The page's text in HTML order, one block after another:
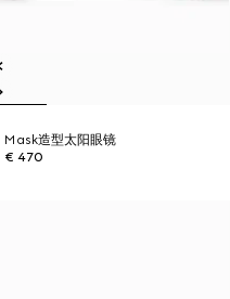
Mask造型太阳眼镜
€ 470